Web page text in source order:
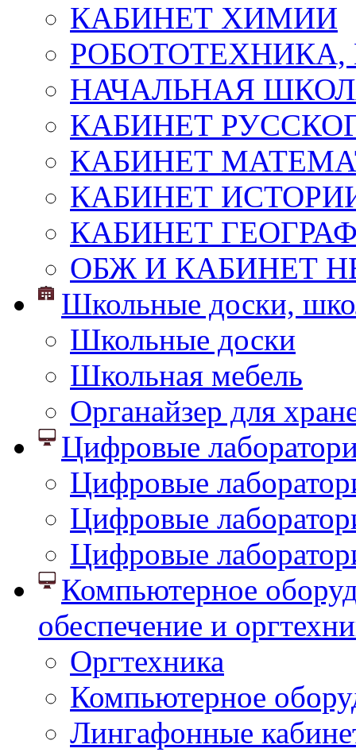
КАБИНЕТ ХИМИИ
НАЧАЛЬНАЯ
КАБИНЕТ
КАБИНЕТ
КАБИНЕТ
КАБИНЕТ
ОБЖ И КАБИНЕТ
Школьные доски,
Школьные доски
Школьная мебель
Органайзер для
Цифровые
Цифровые
Цифровые
Цифровые
Компьютерное
обеспечение и
Оргтехника
Компьютерное
Лингафонные